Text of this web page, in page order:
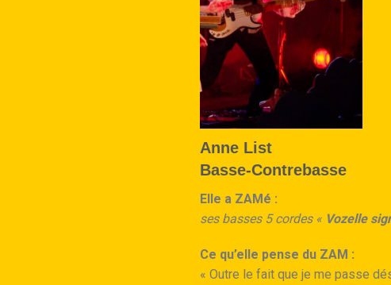
Anne List
Basse-Contrebasse
EIle a ZAMé :
ses basses 5 cordes « Vozelle
Ce qu’elle pense du ZAM :
« Outre le fait que je me passe